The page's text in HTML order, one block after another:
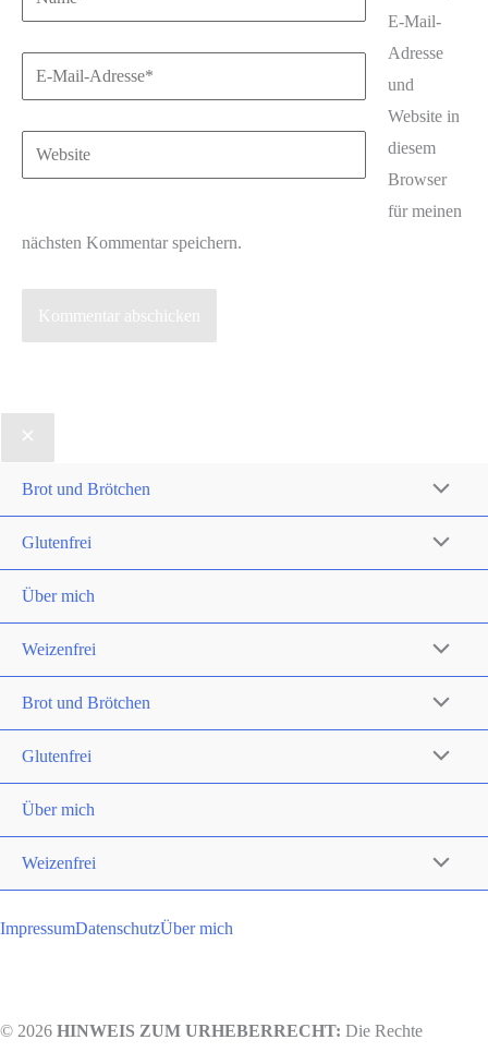
E-
Mail-
Adresse*
Website
E-Mail-
Adresse
und
Website in
diesem
Browser
für meinen
nächsten Kommentar speichern.
Brot und Brötchen
Glutenfrei
Über mich
Weizenfrei
Brot und Brötchen
Glutenfrei
Über mich
Weizenfrei
ImpressumDatenschutzÜber mich
© 2026 HINWEIS ZUM URHEBERRECHT: Die Rechte